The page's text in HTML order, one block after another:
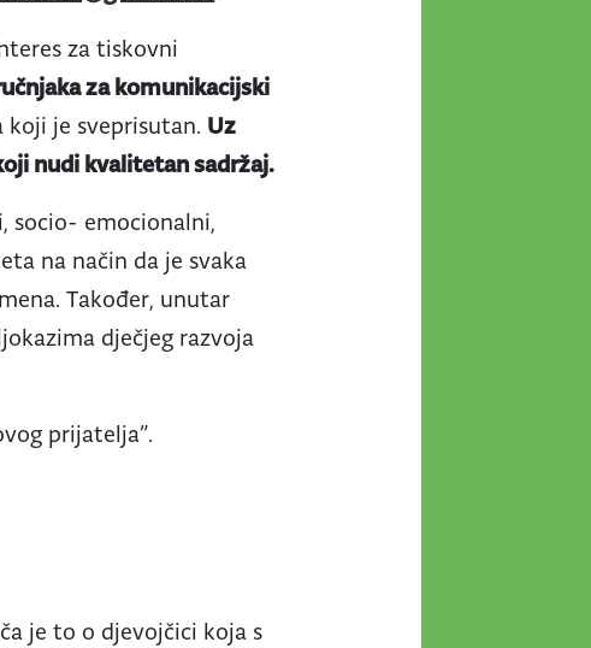
za tiskovni
za komunikacijski
je sveprisutan. Uz
nudi kvalitetan sadržaj.
socio- emocionalni,
na način da je svaka
Također, unutar
dječjeg razvoja
prijatelja”.
je to o djevojčici koja s